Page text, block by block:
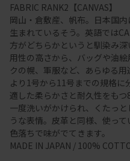
FABRIC RANK2【CANVAS】
岡山・倉敷産、帆布。日本国
生まれているそう。英語では
方がどちらかというと馴染み
用性の高さから、バッグや油
クの幌、軍服など、あらゆる
より1号から11号までの規格に
適した柔らかさと耐久性をも
一度洗いがかけられ、くたっ
うな表情。皮革と同様、使っ
色落ちで味がでてきます。
MADE IN JAPAN / 100%